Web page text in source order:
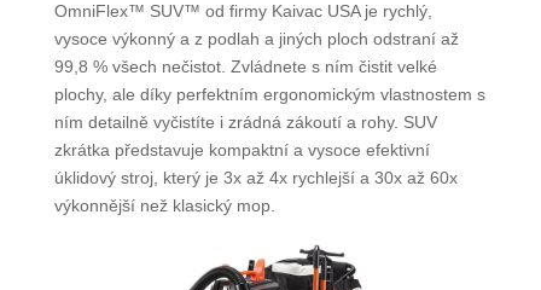
OmniFlex™ SUV™ od firmy Kaivac USA je rychlý,
vysoce výkonný a z podlah a jiných ploch odstraní až
99,8 % všech nečistot. Zvládnete s ním čistit velké
plochy, ale díky perfektním ergonomickým vlastnostem s
ním detailně vyčistíte i zrádná zákoutí a rohy. SUV
zkrátka představuje kompaktní a vysoce efektivní
úklidový stroj, který je 3x až 4x rychlejší a 30x až 60x
výkonnější než klasický mop.